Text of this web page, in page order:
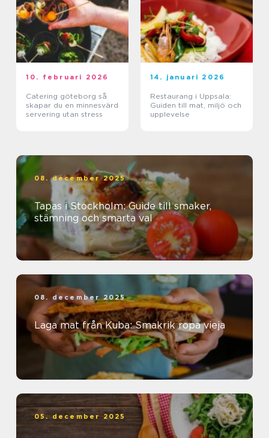
10. februari 2026
Catering göteborg så
skapar du en minnesvärd
servering utan stress
14. januari 2026
Restaurang i Uppsala:
Guiden till mat, miljö och
upplevelse
08. december 2025
Tapas i Stockholm: Guide till smaker,
stämning och smarta val
08. december 2025
Laga mat från Kuba: Smakrik ropa vieja
05. december 2025